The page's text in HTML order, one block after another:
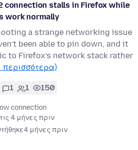
connection stalls in Firefox while
work normally
a strange networking issue
been able to pin down, and it
to Firefox’s network stack rather
περισσότερα)
1 1 150
connection
4 μήνες πριν
4 μήνες πριν